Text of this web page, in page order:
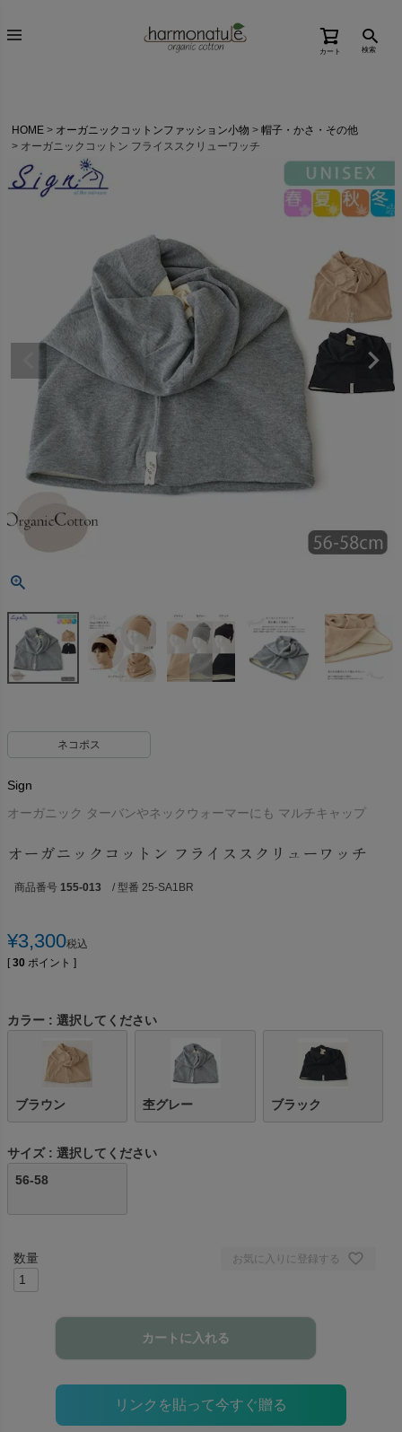
カート 検索
HOME オーガニックコットンファッション小物
帽子・かさ・その他
オーガニックコットン フライススクリューワッチ
ネコポス
Sign
オーガニック ターバンやネックウォーマーにも マルチキャップ
オーガニックコットン フライススクリューワッチ
商品番号 155-013 / 型番 25-SA1BR
¥3,300税込
[ 30 ポイント ]
カラー 選択してください
ブラウン 杢グレー ブラック
サイズ
選択してください
56-58
お気に入りに登録する
カートに入れる